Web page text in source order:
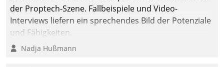
der Proptech-Szene. Fallbeispiele und Video-
Interviews liefern ein sprechendes Bild der Potenziale
und Fähigkeiten.
Nadja Hußmann